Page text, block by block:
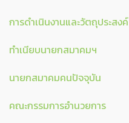
การดำเนินงานและวัตถุประสงค์
ทำเนียบนายกสมาคมฯ
นายกสมาคมคนปัจจุบัน
คณะกรรมการอำนวยการ